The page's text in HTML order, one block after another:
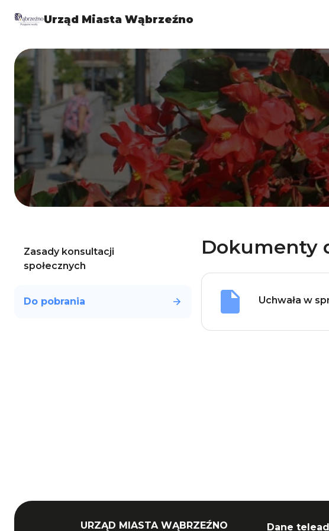
Urząd Miasta Wąbrzeźno
Zasady konsultacji
społecznych
Do pobrania
Dokumenty
Uchwała w
URZĄD MIASTA WĄBRZEŹNO Dane